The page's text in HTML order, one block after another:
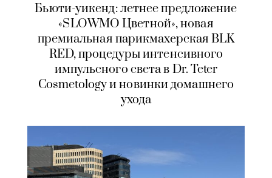
Бьюти-уикенд: летнее предложение
«SLOWMO Цветной», новая
премиальная парикмахерская BLK
RED, процедуры интенсивного
импульсного света в Dr. Teter
Cosmetology и новинки домашнего
ухода